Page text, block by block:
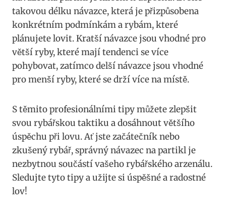
takovou délku návazce, která je přizpůsobena
konkrétním​ podmínkám a rybám, které
plánujete lovit. Kratší návazce jsou vhodné pro​
větší ryby, které mají tendenci se více
pohybovat, zatímco delší návazce jsou vhodné
pro menší ryby, které se drží více na místě.
S těmito profesionálními tipy můžete zlepšit
svou rybářskou ⁢taktiku​ a dosáhnout většího
úspěchu při lovu. Ať jste začátečník nebo ​
zkušený rybář, správný návazec na partikl je
nezbytnou součástí vašeho rybářského arzenálu.
⁤Sledujte‍ tyto tipy a ⁤užijte⁣ si ⁢úspěšné ‌a‌ radostné
lov!